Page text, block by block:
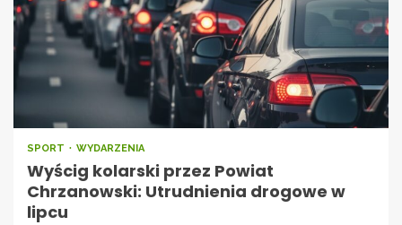
SPORT WYDARZENIA
Wyścig kolarski przez Powiat
Chrzanowski: Utrudnienia drogowe w
lipcu